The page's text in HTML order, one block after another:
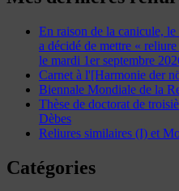
En raison de la canicule,
a décidé de mettre «
le mardi 1er septembre
Carnet à l'[Harmonie der
Biennale Mondiale de la
Thèse de doctorat de
Dèbes
Reliures similaires (I) et
Catégories